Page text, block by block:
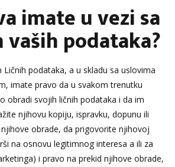
imate u vezi sa
podataka?
podataka, a u skladu sa uslovima
imate pravo da u svakom trenutku
obradi svojih ličnih podataka i da im
njihovu kopiju, ispravku, dopunu ili
obrade, da prigovorite njihovoj
na osnovu legitimnog interesa a ili za
i pravo na prekid njihove obrade,